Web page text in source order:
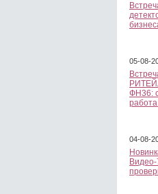
05-08-
ФН36:
04-08-